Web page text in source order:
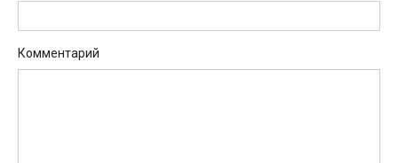
Комментарий